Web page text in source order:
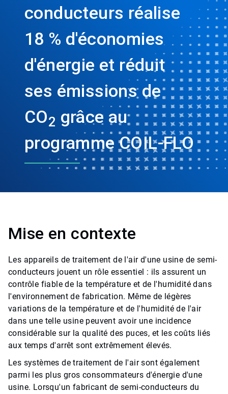
conducteurs réalise
18 % d'économies
d'énergie et réduit
ses émissions de
CO2 grâce au
programme COIL-FLO
Mise en contexte
Les appareils de traitement de l'air d'une usine de semi-
conducteurs jouent un rôle essentiel : ils assurent un
contrôle fiable de la température et de l'humidité dans
l'environnement de fabrication. Même de légères
variations de la température et de l'humidité de l'air
dans une telle usine peuvent avoir une incidence
considérable sur la qualité des puces, et les coûts liés
aux temps d'arrêt sont extrêmement élevés.
Les systèmes de traitement de l'air sont également
parmi les plus gros consommateurs d'énergie d'une
usine. Lorsqu'un fabricant de semi-conducteurs du